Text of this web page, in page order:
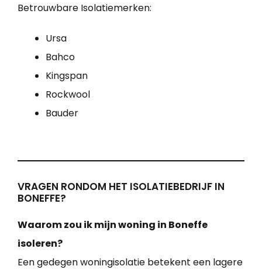
Betrouwbare Isolatiemerken:
Ursa
Bahco
Kingspan
Rockwool
Bauder
VRAGEN RONDOM HET ISOLATIEBEDRIJF IN
BONEFFE?
Waarom zou ik mijn woning in Boneffe
isoleren?
Een gedegen woningisolatie betekent een lagere